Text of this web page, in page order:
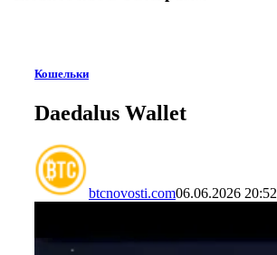
Кошельки
Daedalus Wallet
btcnovosti.com06.06.2026 20:52